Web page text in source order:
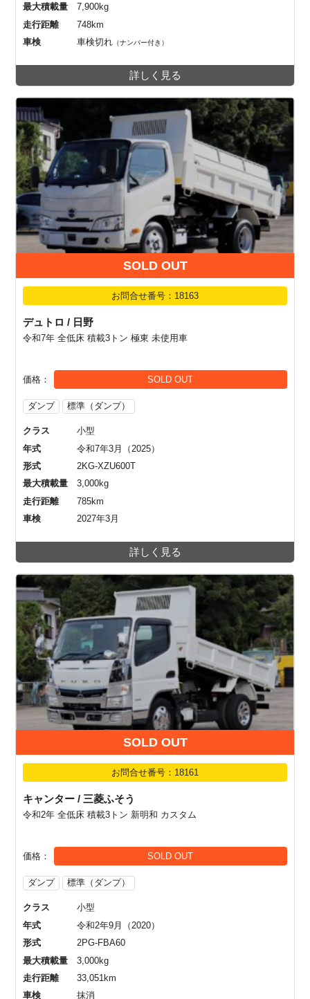
最大積載量
7,900kg
走行距離
748km
車検
車検切れ （ナンバー付き）
詳しく見る
SOLD OUT
お問合せ番号：18163
デュトロ / 日野
令和7年 全低床 積載3トン 極東 未使用車
価格 SOLD OUT
ダンプ 標準（ダンプ）
クラス
小型
年式
令和7年3月（2025）
形式
2KG-XZU600T
最大積載量
3,000kg
走行距離
785km
車検
2027年3月
詳しく見る
SOLD OUT
お問合せ番号：18161
キャンター / 三菱ふそう
令和2年 全低床 積載3トン 新明和 カスタム
価格 SOLD OUT
ダンプ 標準（ダンプ）
クラス
小型
年式
令和2年9月（2020）
形式
2PG-FBA60
最大積載量
3,000kg
走行距離
33,051km
車検
抹消